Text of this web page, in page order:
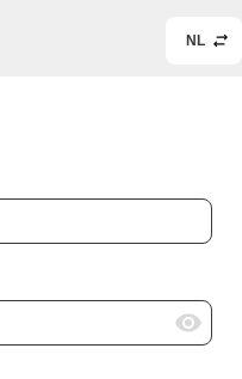
NL